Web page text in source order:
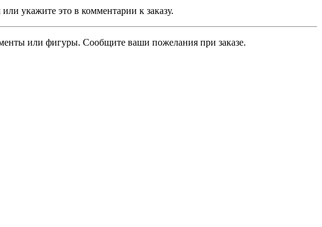
укажите это в комментарии к заказу.
или фигуры. Сообщите ваши пожелания при заказе.